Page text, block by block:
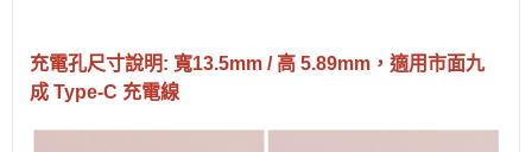
充電孔尺寸說明: 寬13.5mm / 高 5.89mm，適用市面九
成 Type-C 充電線